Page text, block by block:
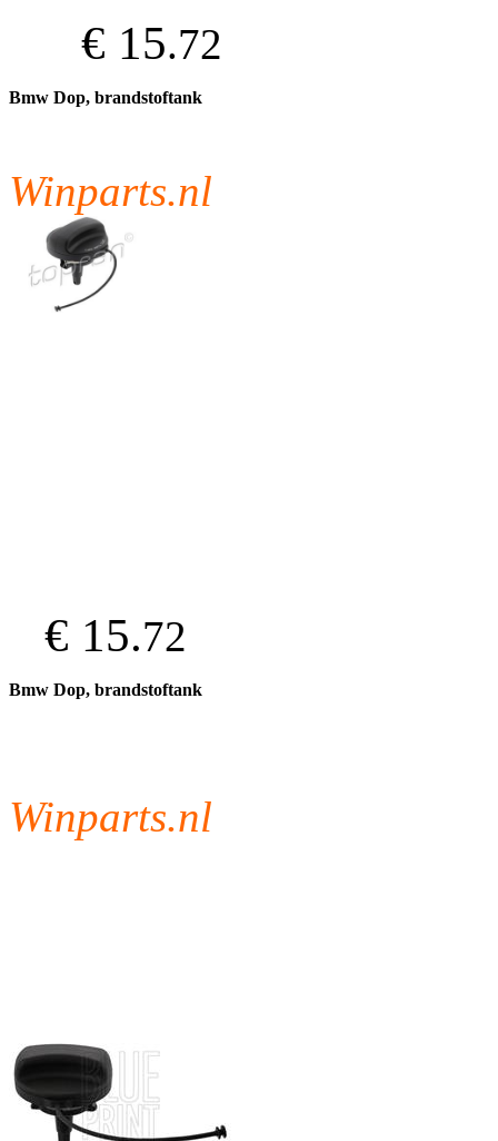
€ 15.72
Bmw Dop, brandstoftank
Winparts.nl
€ 15.72
Bmw Dop, brandstoftank
Winparts.nl